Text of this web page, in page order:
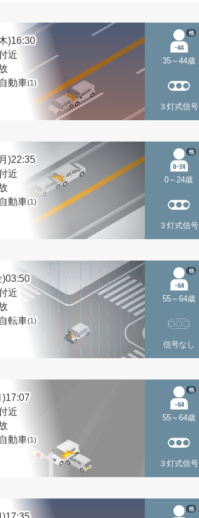
)16:30
近
動車(1)
35～44歳
他
３灯式信号
)22:35
近
動車(1)
0～24歳
他
３灯式信号
)03:50
近
転車(1)
55～64歳
他
信号なし
)17:07
近
動車(1)
55～64歳
他
３灯式信号
他